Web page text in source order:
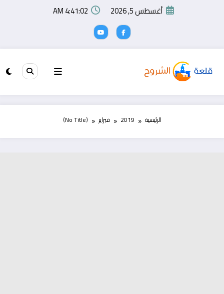
أغسطس 5, 2026 4:41:02 AM
الرئيسية 2019 فبراير (No Title)